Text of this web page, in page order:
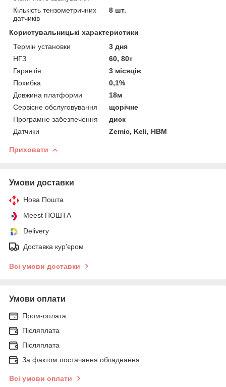
Кількість тензометричних
датчиків
8 шт.
Користувальницькі характеристики
Термін установки
3 дня
НГЗ
60, 80т
Гарантія
3 місяців
Похибка
0,1%
Довжина платформи
18м
Сервісне обслуговування
щорічне
Програмне забезпечення
диск
Датчики
Zemic, Keli, HBM
Приховати
Умови доставки
Нова Пошта
Meest ПОШТА
Delivery
Доставка кур'єром
Всі умови доставки
Умови оплати
Пром-оплата
Післяплата
Післяплата
За фактом постачання обладнання
Всі умови оплати